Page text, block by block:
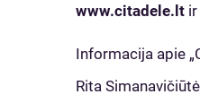
www.citadele.lt ir
Informacija apie
Rita Simanavičiūtė